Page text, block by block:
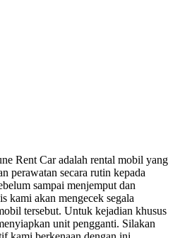
Rent Car adalah rental mobil yang
perawatan secara rutin kepada
sampai menjemput dan
kami akan mengecek segala
tersebut. Untuk kejadian khusus
unit pengganti. Silakan